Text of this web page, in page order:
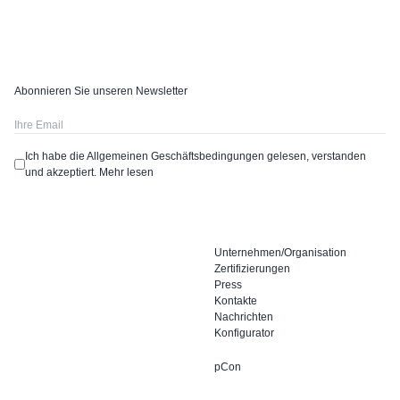
Unternehmen/Organisation
Zertifizierungen
Press
Kontakte
Nachrichten
Konfigurator
pCon
Abonnieren Sie unseren Newsletter
Ich habe die Allgemeinen Geschäftsbedingungen gelesen, verstanden
und akzeptiert. Mehr lesen